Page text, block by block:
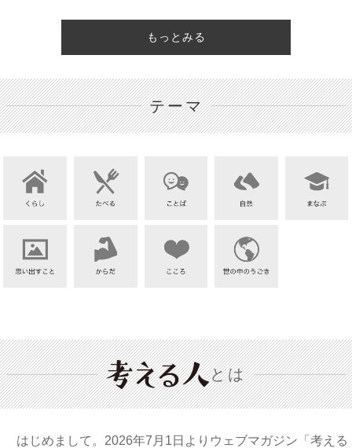
もっとみる
テーマ
とは
はじめまして。2026年7月1日よりウェブマガジン「考える